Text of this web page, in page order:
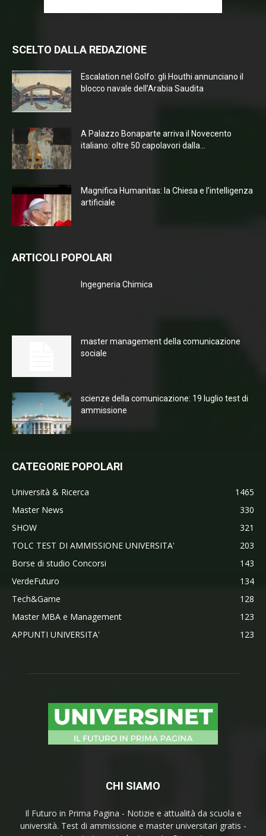
SCELTO DALLA REDAZIONE
Escalation nel Golfo: gli Houthi annunciano il
blocco navale dell’Arabia Saudita
A Palazzo Bonaparte arriva il Novecento
italiano: oltre 50 capolavori dalla...
Magnifica Humanitas: la Chiesa e l’intelligenza
artificiale
ARTICOLI POPOLARI
Ingegneria Chimica
master management della comunicazione
sociale
scienze della comunicazione: 19 luglio test di
ammissione
CATEGORIE POPOLARI
Università & Ricerca
1465
Master News
330
SHOW
321
TOLC TEST DI AMMISSIONE UNIVERSITA'
203
Borse di studio Concorsi
143
VerdeFuturo
134
Tech&Game
128
Master MBA e Management
123
APPUNTI UNIVERSITA'
123
CHI SIAMO
Il Futuro in Prima Pagina - Notizie e attualità da scuola e
università. Test di ammissione e master universitari gratis -